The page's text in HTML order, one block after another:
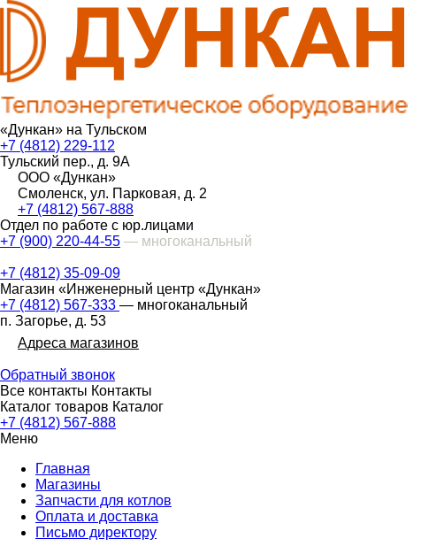
«Дункан» на Тульском
+7 (4812) 229-112
Тульский пер., д. 9А
ООО «Дункан»
Смоленск, ул. Парковая, д. 2
+7 (4812) 567-888
Отдел по работе с юр.лицами
+7 (900) 220-44-55 — многоканальный
+7 (4812) 35-09-09
Магазин «Инженерный центр «Дункан»
+7 (4812) 567-333 — многоканальный
п. Загорье, д. 53
Адреса магазинов
Обратный звонок
Все контакты Контакты
Каталог товаров Каталог
+7 (4812) 567-888
Меню
Главная
Магазины
Запчасти для котлов
Оплата и доставка
Письмо директору